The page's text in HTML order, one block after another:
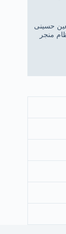
حسینی
منجر